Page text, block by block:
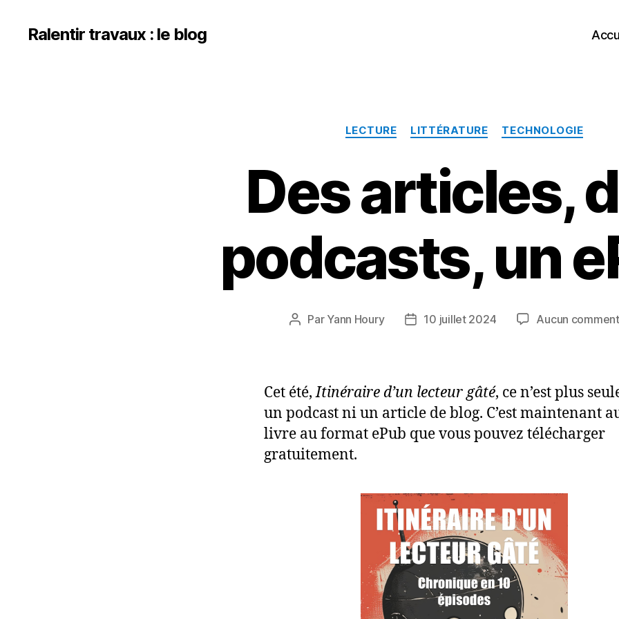
Ralentir travaux : le blog
Catégories
LECTURE LITTÉRATURE TECHNOLOGIE
Des articles,
podcasts, un
Auteur
Par Yann Houry
Date10 juillet 2024 Aucun
Cet été,Itinéraire d’un lecteur gâté, ce n’est plus
un podcast ni un article de blog. C’est maintenant
livre au format ePub que vous pouvez télécharger
gratuitement.